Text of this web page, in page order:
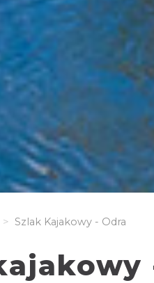
Szlak Kajakowy - Odra